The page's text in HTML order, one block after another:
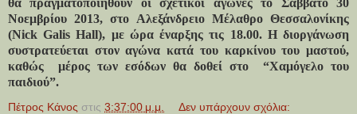
Νοεμβρίου 2013, στο Αλεξάνδρειο Μέλαθρο Θεσσαλονίκης
(Nick Galis Hall), με ώρα έναρξης τις 18.00. Η διοργάνωση
συστρατεύεται στον αγώνα κατά του καρκίνου του μαστού,
καθώς
μέρος των εσόδων θα δοθεί στο
“Χαμόγελο του
παιδιού”.
Πέτρος Κάνος στις 3:37:00 μ.μ. Δεν υπάρχουν σχόλια: